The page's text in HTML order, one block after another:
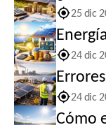
25 dic
24 dic
24 dic
Cómo